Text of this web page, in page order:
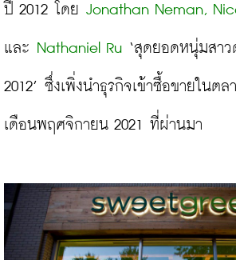
ปี 2012 โดย Jonathan Neman,
และ Nathaniel Ru ‘สุดยอดหนุ่มสาว
2012’ ซึ่งเพิ่งนำธุรกิจเข้าซื้อขายในต
เดือนพฤศจิกายน 2021 ที่ผ่านมา